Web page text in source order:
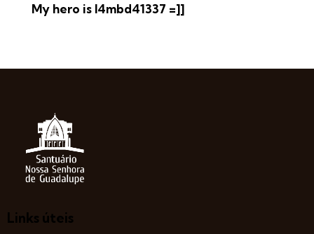
My hero is l4mbd41337 =]]
Links úteis